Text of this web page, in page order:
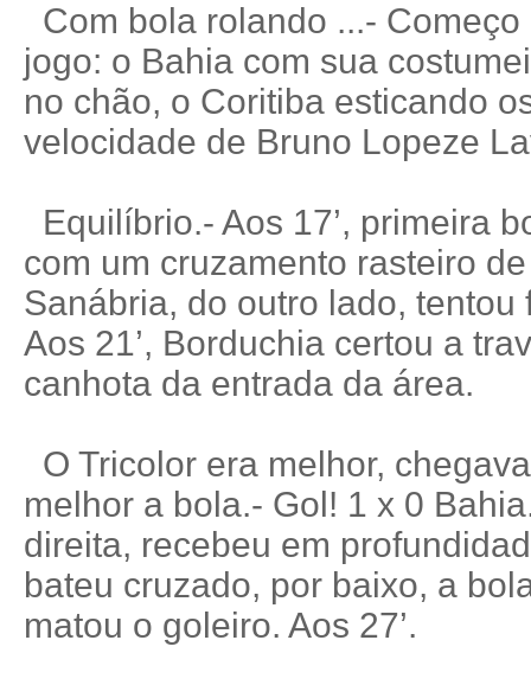
Com bola rolando ...-
jogo: o Bahia com sua
no chão, o Coritiba esticando
velocidade de Bruno Lopeze
Equilíbrio.- Aos 17’, primeira
com um cruzamento rasteiro
Sanábria, do outro lado, tentou
Aos 21’, Borduchia certou a
canhota da entrada da área.
O Tricolor era melhor,
melhor a bola.- Gol! 1 x 0
direita, recebeu em
bateu cruzado, por baixo, a
matou o goleiro. Aos 27’.